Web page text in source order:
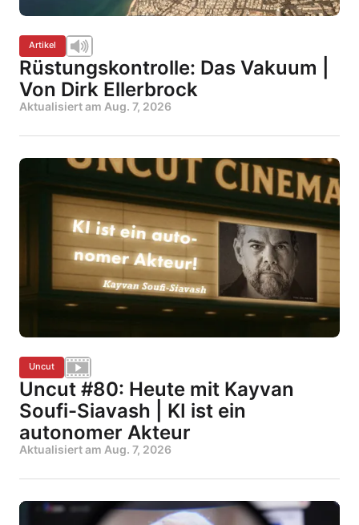
Artikel
Rüstungskontrolle: Das Vakuum |
Von Dirk Ellerbrock
Aktualisiert am Aug. 7, 2026
Uncut
Uncut #80: Heute mit Kayvan
Soufi-Siavash | KI ist ein
autonomer Akteur
Aktualisiert am Aug. 7, 2026